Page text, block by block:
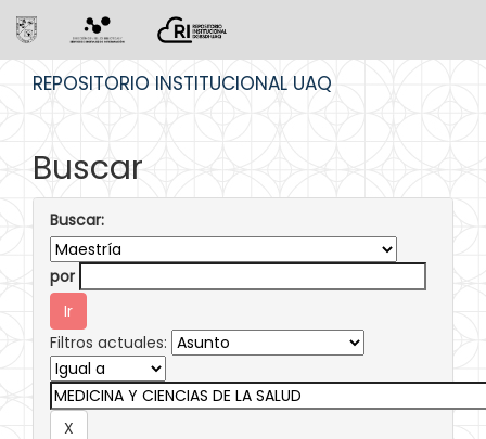
REPOSITORIO INSTITUCIONAL UAQ
Buscar
Buscar:
por
Filtros actuales: